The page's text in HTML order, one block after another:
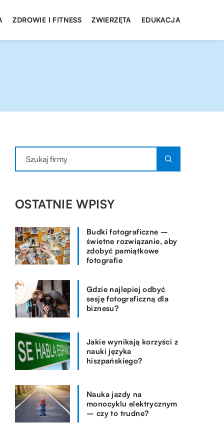
ZDROWIE I FITNESS ZWIERZĘTA EDUKACJA
OSTATNIE WPISY
Budki fotograficzne –
świetne rozwiązanie, aby
zdobyć pamiątkowe
fotografie
Gdzie najlepiej odbyć
sesję fotograficzną dla
biznesu?
Jakie wynikają korzyści z
nauki języka
hiszpańskiego?
Nauka jazdy na
monocyklu elektrycznym
– czy to trudne?